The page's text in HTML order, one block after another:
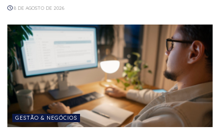
8 DE AGOSTO DE 2026
GESTÃO & NEGÓCIOS